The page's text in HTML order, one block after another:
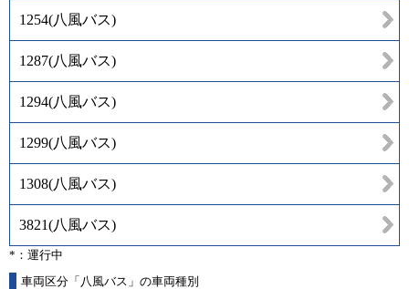
1254(八風バス)
1287(八風バス)
1294(八風バス)
1299(八風バス)
1308(八風バス)
3821(八風バス)
*：運行中
車両区分「八風バス」の車両種別